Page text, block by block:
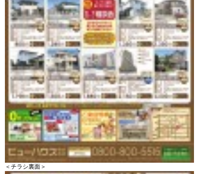
＜チラシ裏面＞